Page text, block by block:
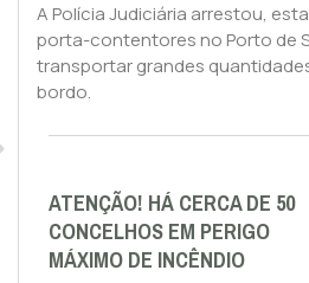
A Polícia Judiciária arrestou,
porta-contentores no Porto de
transportar grandes
bordo.
ATENÇÃO! HÁ CERCA DE 50
CONCELHOS EM PERIGO
MÁXIMO DE INCÊNDIO